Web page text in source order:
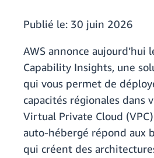
Publié le: 30 juin 2026
AWS annonce aujourd’hui
Capability Insights, une
qui vous permet de
capacités régionales dans
Virtual Private Cloud
auto-hébergé répond aux
qui créent des